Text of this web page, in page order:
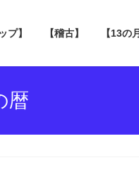
プ】 【稽古】 【13の
暦